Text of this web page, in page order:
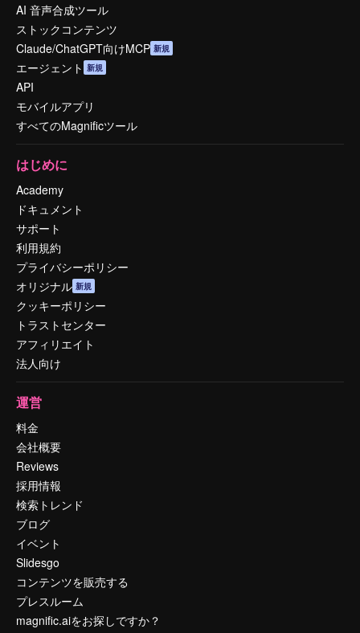
AI 音声合成ツール
ストックコンテンツ
Claude/ChatGPT向けMCP 新規
エージェント 新規
API
モバイルアプリ
すべてのMagnificツール
はじめに
Academy
ドキュメント
サポート
利用規約
プライバシーポリシー
オリジナル 新規
クッキーポリシー
トラストセンター
アフィリエイト
法人向け
運営
料金
会社概要
Reviews
採用情報
検索トレンド
ブログ
イベント
Slidesgo
コンテンツを販売する
プレスルーム
magnific.aiをお探しですか？